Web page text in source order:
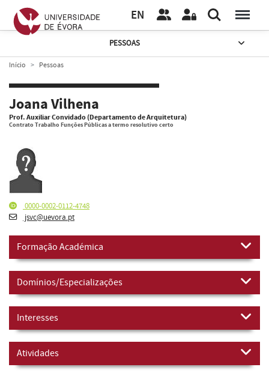
EN
PESSOAS
Início Pessoas
Joana Vilhena
Prof. Auxiliar Convidado (Departamento de Arquitetura)
Contrato Trabalho Funções Públicas a termo resolutivo certo
0000-0002-0112-4748
jsvc@uevora.pt
Formação Académica
Domínios/Especializações
Interesses
Atividades